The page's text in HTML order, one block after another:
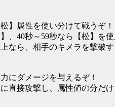
】属性を使い分けて戦うぞ！
、40秒～59秒なら【松】を使
なら、相手のキメラを撃破す
にダメージを与えるぞ！
直接攻撃し、属性値の分だけ